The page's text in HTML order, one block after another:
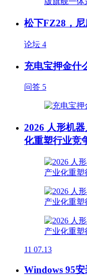
松下FZ28，
论坛 4
充电宝押金什
问答 5
2026 人形机
化重塑行业竞
11 07.13
Windows 95